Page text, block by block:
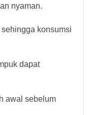
nyaman.
konsumsi
dapat
awal sebelum